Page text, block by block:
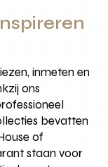
inmeten en
ons
bevatten
of
staan voor